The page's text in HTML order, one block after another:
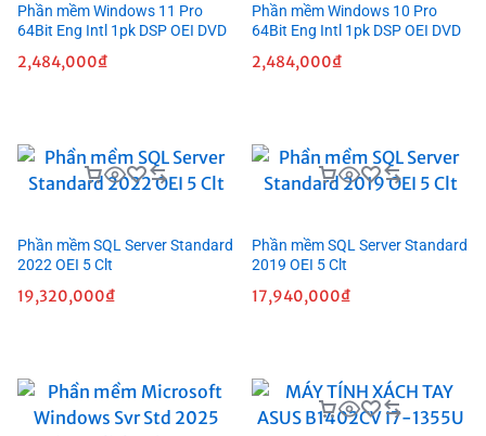
Phần mềm Windows 11 Pro
64Bit Eng Intl 1pk DSP OEI DVD
2,484,000₫
Phần mềm Windows 10 Pro
64Bit Eng Intl 1pk DSP OEI DVD
2,484,000₫
Phần mềm SQL Server Standard
2022 OEI 5 Clt
19,320,000₫
Phần mềm SQL Server Standard
2019 OEI 5 Clt
17,940,000₫